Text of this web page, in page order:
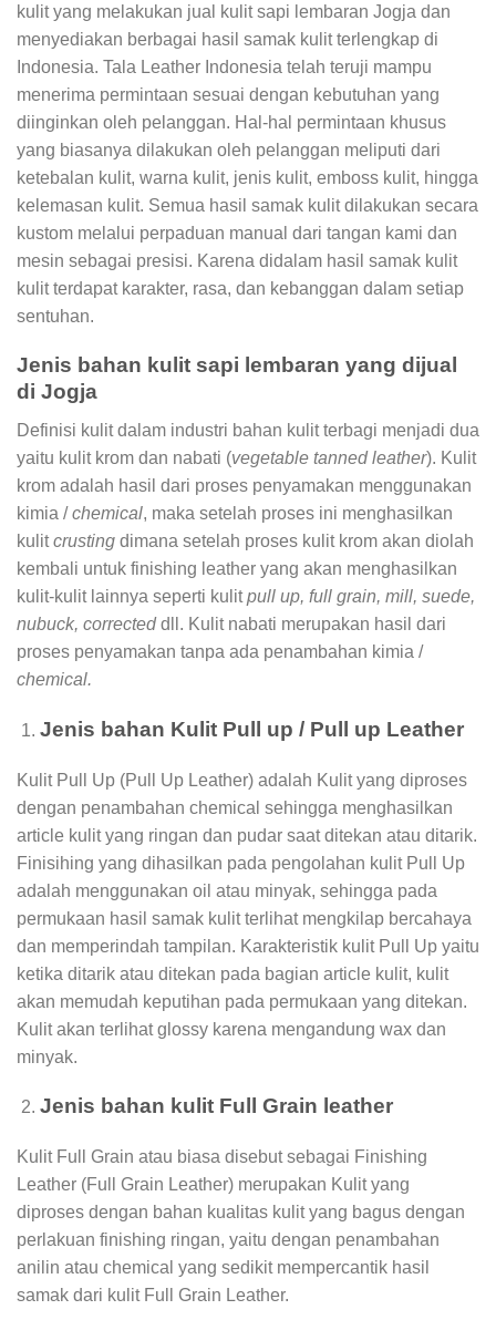
kulit yang melakukan jual kulit sapi lembaran Jogja dan
menyediakan berbagai hasil samak kulit terlengkap di
Indonesia. Tala Leather Indonesia telah teruji mampu
menerima permintaan sesuai dengan kebutuhan yang
diinginkan oleh pelanggan. Hal-hal permintaan khusus
yang biasanya dilakukan oleh pelanggan meliputi dari
ketebalan kulit, warna kulit, jenis kulit, emboss kulit, hingga
kelemasan kulit. Semua hasil samak kulit dilakukan secara
kustom melalui perpaduan manual dari tangan kami dan
mesin sebagai presisi. Karena didalam hasil samak kulit
kulit terdapat karakter, rasa, dan kebanggan dalam setiap
sentuhan.
Jenis bahan kulit sapi lembaran yang dijual
di Jogja
Definisi kulit dalam industri bahan kulit terbagi menjadi dua
yaitu kulit krom dan nabati (vegetable tanned leather). Kulit
krom adalah hasil dari proses penyamakan menggunakan
kimia /chemical, maka setelah proses ini menghasilkan
kulitcrusting dimana setelah proses kulit krom akan diolah
kembali untuk finishing leather yang akan menghasilkan
kulit-kulit lainnya seperti kulitpull up, full grain, mill, suede,
nubuck, correcteddll. Kulit nabati merupakan hasil dari
proses penyamakan tanpa ada penambahan kimia /
chemical.
Jenis bahan Kulit Pull up / Pull up Leather
Kulit Pull Up (Pull Up Leather) adalah Kulit yang diproses
dengan penambahan chemical sehingga menghasilkan
article kulit yang ringan dan pudar saat ditekan atau ditarik.
Finisihing yang dihasilkan pada pengolahan kulit Pull Up
adalah menggunakan oil atau minyak, sehingga pada
permukaan hasil samak kulit terlihat mengkilap bercahaya
dan memperindah tampilan. Karakteristik kulit Pull Up yaitu
ketika ditarik atau ditekan pada bagian article kulit, kulit
akan memudah keputihan pada permukaan yang ditekan.
Kulit akan terlihat glossy karena mengandung wax dan
minyak.
Jenis bahan kulit Full Grain leather
Kulit Full Grain atau biasa disebut sebagai Finishing
Leather (Full Grain Leather) merupakan Kulit yang
diproses dengan bahan kualitas kulit yang bagus dengan
perlakuan finishing ringan, yaitu dengan penambahan
anilin atau chemical yang sedikit mempercantik hasil
samak dari kulit Full Grain Leather.